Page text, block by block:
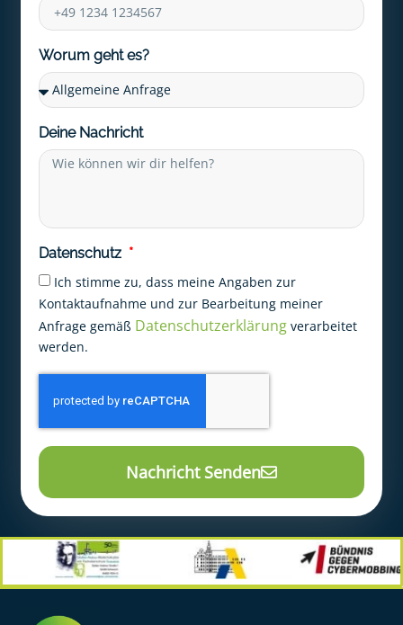
Worum geht es?
Deine Nachricht
Datenschutz
Ich stimme zu, dass meine Angaben zur
Kontaktaufnahme und zur Bearbeitung meiner
Anfrage gemäß Datenschutzerklärungverarbeitet
werden.
Nachricht Senden